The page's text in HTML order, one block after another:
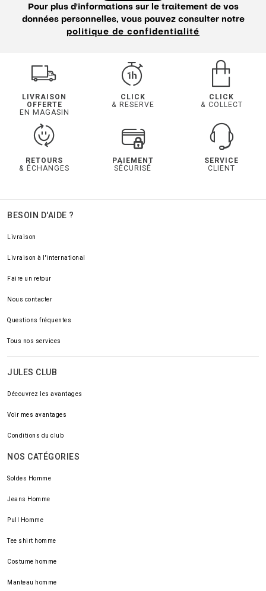
Pour plus d'informations sur le traitement de vos
données personnelles, vous pouvez consulter notre
politique de confidentialité
LIVRAISON
OFFERTE
EN MAGASIN
CLICK
& RESERVE
CLICK
& COLLECT
RETOURS
& ÉCHANGES
PAIEMENT
SÉCURISÉ
SERVICE
CLIENT
BESOIN D'AIDE ?
Livraison
Livraison à l'international
Faire un retour
Nous contacter
Questions fréquentes
Tous nos services
JULES CLUB
Découvrez les avantages
Voir mes avantages
Conditions du club
NOS CATÉGORIES
Soldes Homme
Jeans Homme
Pull Homme
Tee shirt homme
Costume homme
Manteau homme